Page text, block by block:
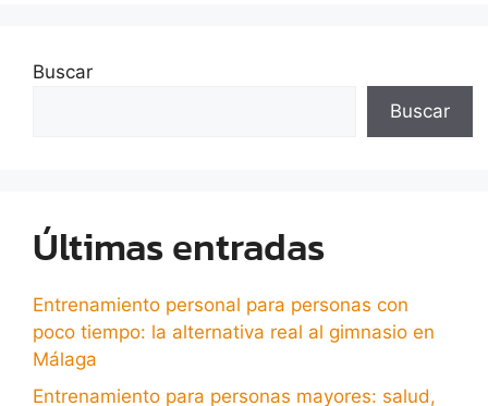
Buscar
Buscar
Últimas entradas
Entrenamiento personal para personas con
poco tiempo: la alternativa real al gimnasio en
Málaga
Entrenamiento para personas mayores: salud,